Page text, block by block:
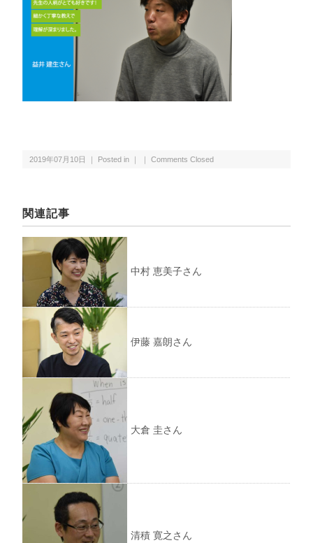
2019年07月10日 ｜ Posted in ｜ ｜Comments Closed
関連記事
中村 恵美子さん
伊藤 嘉朗さん
大倉 圭さん
清積 寛之さん